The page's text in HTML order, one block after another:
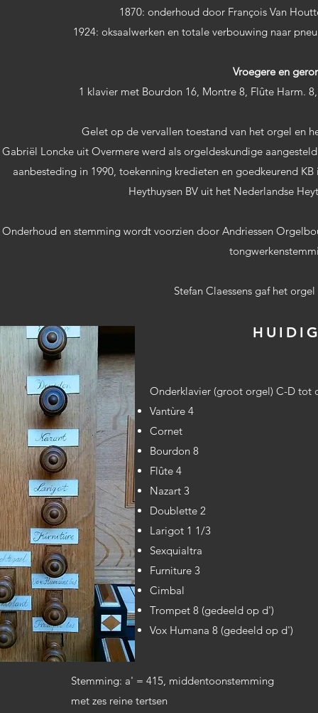
1870: onderhoud door François Van
1924: oksaalwerken en totale verbouwing naar
Vroegere en
1 klavier met Bourdon 16, Montre 8, Flûte Harm.
Gelet op de vervallen toestand van het orgel en
Gabriël Loncke uit Overmere werd als orgeldeskundige
aanbesteding in 1990, toekenning kredieten en goedkeurend
Heythuysen BV uit het Nederlandse
Onderhoud en stemming wordt voorzien door Andriessen
Stefan Claessens gaf het
Onderklavier (groot orgel) C-D tot
Vantùre 4
Cornet
Bourdon 8
Flûte 4
Nazart 3
Doublette 2
Larigot 1 1/3
Sexquialtra
Furniture 3
Cimbal
Trompet 8 (gedeeld op d')
Vox Humana 8 (gedeeld op d')
Stemming: a' = 415, middentoonstemming
met zes reine tertsen